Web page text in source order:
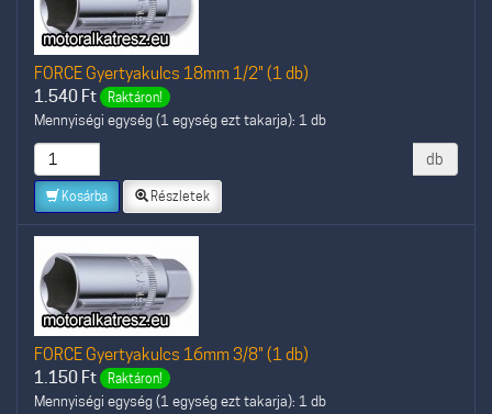
FORCE Gyertyakulcs 18mm 1/2" (1 db)
1.540 Ft Raktáron!
Mennyiségi egység (1 egység ezt takarja): 1 db
db
Kosárba Részletek
FORCE Gyertyakulcs 16mm 3/8" (1 db)
1.150 Ft Raktáron!
Mennyiségi egység (1 egység ezt takarja): 1 db